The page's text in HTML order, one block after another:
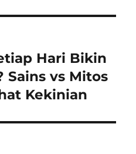
Hari Bikin
Sains vs Mitos
Kekinian